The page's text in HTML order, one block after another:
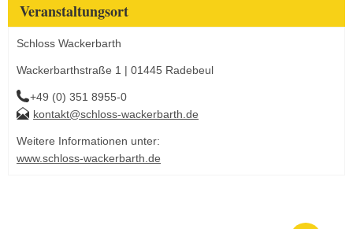
Veranstaltungsort
Schloss Wackerbarth
Wackerbarthstraße 1 | 01445 Radebeul
+49 (0) 351 8955-0
kontakt@schloss-wackerbarth.de
Weitere Informationen unter:
www.schloss-wackerbarth.de